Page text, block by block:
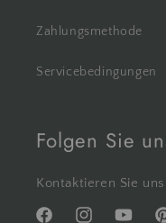
Zahlungsmethode
Servicebedingungen
Folgen Sie
Kontaktieren Sie